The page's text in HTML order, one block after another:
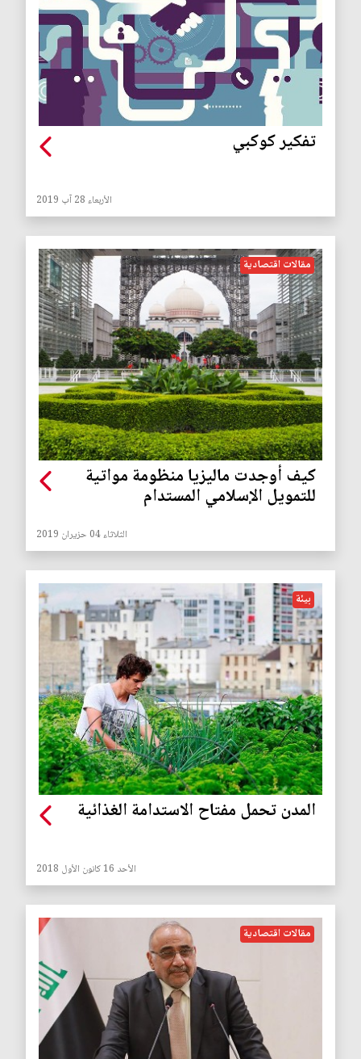
تفكير كوكبي
الأربعاء 28 آب 2019
مقالات اقتصادية
كيف أوجدت ماليزيا منظومة مواتية
للتمويل الإسلامي المستدام
الثلاثاء 04 حزيران 2019
بيئة
المدن تحمل مفتاح الاستدامة الغذائية
الأحد 16 كانون الأول 2018
مقالات اقتصادية